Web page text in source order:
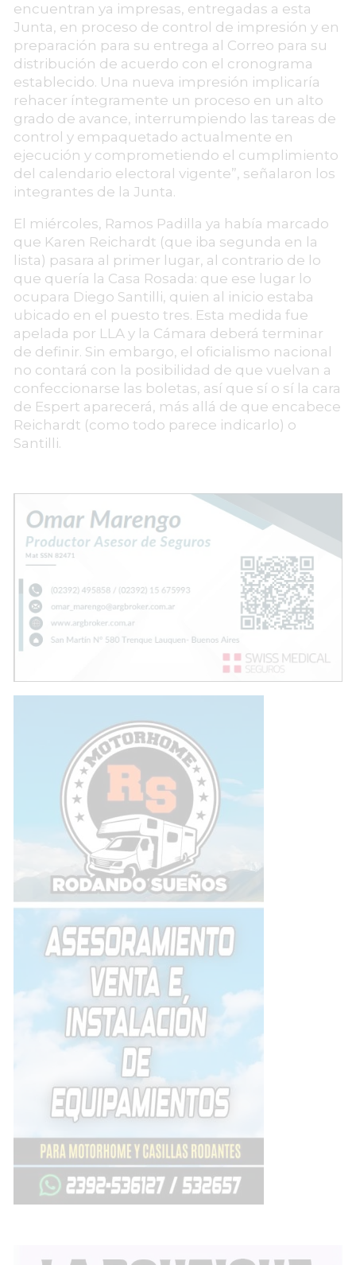
encuentran ya impresas, entregadas a esta
Junta, en proceso de control de impresión y en
preparación para su entrega al Correo para su
distribución de acuerdo con el cronograma
establecido. Una nueva impresión implicaría
rehacer íntegramente un proceso en un alto
grado de avance, interrumpiendo las tareas de
control y empaquetado actualmente en
ejecución y comprometiendo el cumplimiento
del calendario electoral vigente”, señalaron los
integrantes de la Junta.
El miércoles, Ramos Padilla ya había marcado
que Karen Reichardt (que iba segunda en la
lista) pasara al primer lugar, al contrario de lo
que quería la Casa Rosada: que ese lugar lo
ocupara Diego Santilli, quien al inicio estaba
ubicado en el puesto tres. Esta medida fue
apelada por LLA y la Cámara deberá terminar
de definir. Sin embargo, el oficialismo nacional
no contará con la posibilidad de que vuelvan a
confeccionarse las boletas, así que sí o sí la cara
de Espert aparecerá, más allá de que encabece
Reichardt (como todo parece indicarlo) o
Santilli.